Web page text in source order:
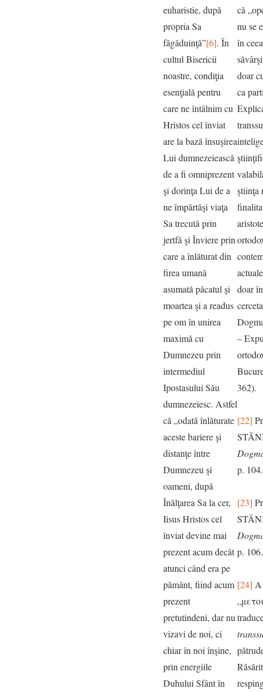
euharistie, după
propria Sa
făgăduinţă”[6]. În
cultul Bisericii
noastre, condiţia
esenţială pentru
care ne întâlnim cu
Hristos cel înviat
are la bază însuşirea
Lui dumnezeiească
de a fi omniprezent
şi dorinţa Lui de a
ne împărtăşi viaţa
Sa trecută prin
jertfă şi Înviere prin
care a înlăturat din
firea umană
asumată păcatul şi
moartea şi a readus
pe om în unirea
maximă cu
Dumnezeu prin
intermediul
Ipostasului Său
dumnezeiesc. Astfel
că „odată înlăturate
aceste bariere şi
distanţe între
Dumnezeu şi
oameni, după
Înălţarea Sa la cer,
Iisus Hristos cel
înviat devine mai
prezent acum decât
atunci când era pe
pământ, fiind acum
prezent
pretutindeni, dar nu
vizavi de noi, ci
chiar în noi înşine,
prin energiile
Duhului Sfânt în
că
nu se
în
doar
ca
ştiinţa
doar
–
362).
[22]
p. 104.
[23]
p. 106.
[24] A